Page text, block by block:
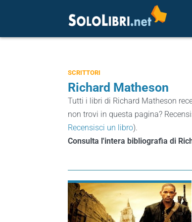
SCRITTORI
Richard Matheson
Tutti i libri di Richard Matheson
non trovi in questa pagina?
Recensisci un libro).
Consulta l'intera bibliografia di